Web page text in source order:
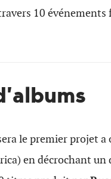
10 événements
le premier projet
en décrochant un